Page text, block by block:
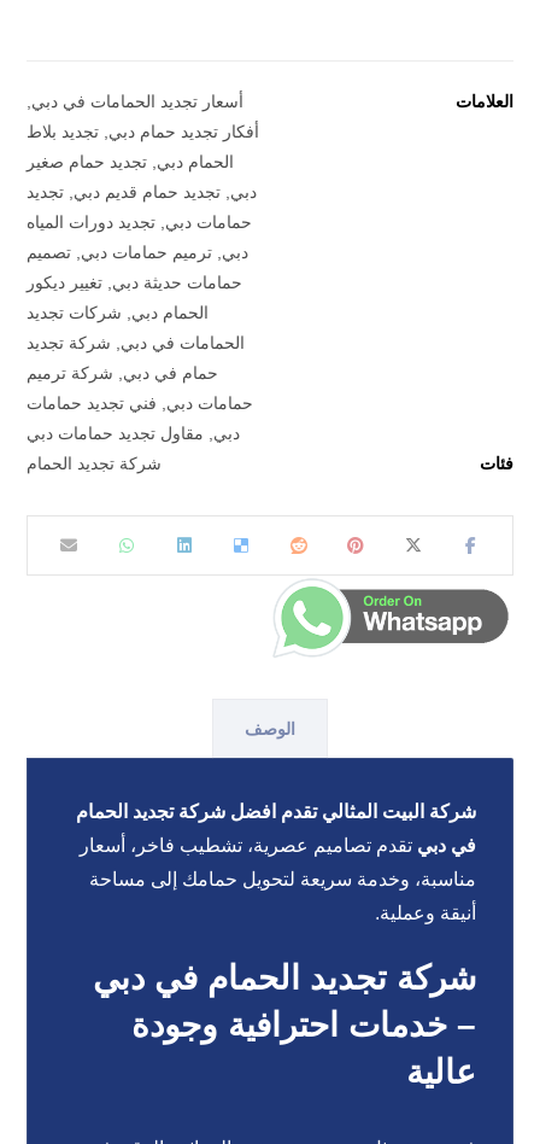
العلامات أسعار تجديد الحمامات في دبي,
أفكار تجديد حمام دبي, تجديد بلاط
الحمام دبي, تجديد حمام صغير
دبي, تجديد حمام قديم دبي, تجديد
حمامات دبي, تجديد دورات المياه
دبي, ترميم حمامات دبي, تصميم
حمامات حديثة دبي, تغيير ديكور
الحمام دبي, شركات تجديد
الحمامات في دبي, شركة تجديد
حمام في دبي, شركة ترميم
حمامات دبي, فني تجديد حمامات
دبي, مقاول تجديد حمامات دبي
فئات
شركة تجديد الحمام
الوصف
شركة البيت المثالي تقدم افضل شركة تجديد الحمام
في دبي تقدم تصاميم عصرية، تشطيب فاخر، أسعار
مناسبة، وخدمة سريعة لتحويل حمامك إلى مساحة
أنيقة وعملية.
شركة تجديد الحمام في دبي
– خدمات احترافية وجودة
عالية